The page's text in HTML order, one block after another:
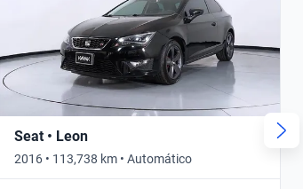
Seat • Leon
2016 • 113,738 km • Automático